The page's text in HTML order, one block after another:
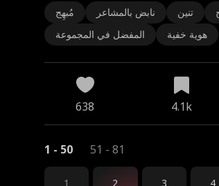
مُبهِج نابض بالمشاعر تنين
المفضل في المجموعة
هوية خفية
638 4.1k
1 - 50 51 - 81
1 2 3 4